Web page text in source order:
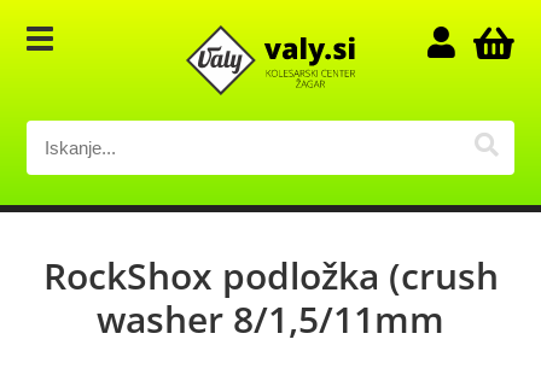
RockShox podložka (crush
washer 8/1,5/11mm